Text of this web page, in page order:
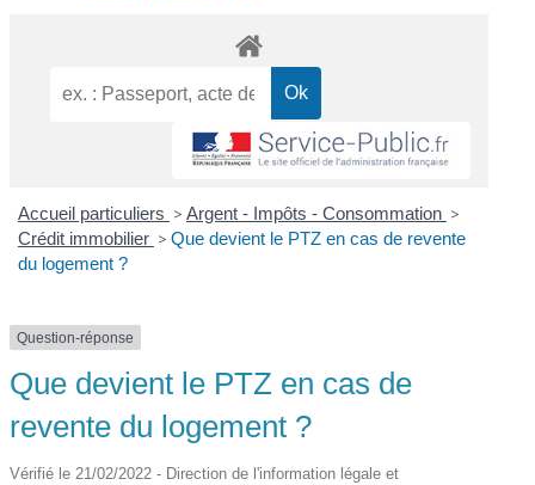
Accueil particuliers > Argent - Impôts - Consommation >
Crédit immobilier > Que devient le PTZ en cas de revente
du logement ?
Question-réponse
Que devient le PTZ en cas de
revente du logement ?
Vérifié le 21/02/2022 - Direction de l'information légale et